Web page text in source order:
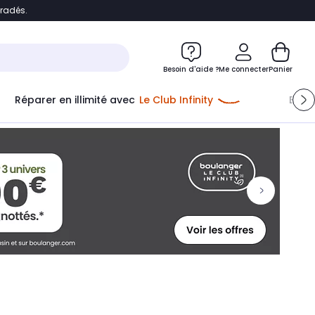
Besoin d'aide ?Me connecterPanier
Réparer en illimité avec Le Club Infinity